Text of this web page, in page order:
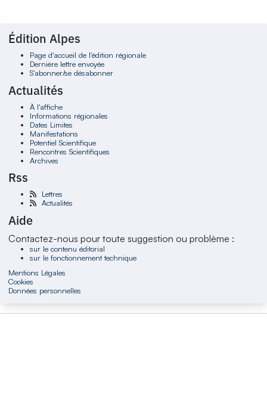
Édition Alpes
Page d'accueil de l'édition régionale
Dernière lettre envoyée
S'abonner/se désabonner
Actualités
À l'affiche
Informations régionales
Dates Limites
Manifestations
Potentiel Scientifique
Rencontres Scientifiques
Archives
Rss
Lettres
Actualités
Aide
Contactez-nous pour toute suggestion ou problème :
sur le contenu éditorial
sur le fonctionnement technique
Mentions Légales
Cookies
Données personnelles